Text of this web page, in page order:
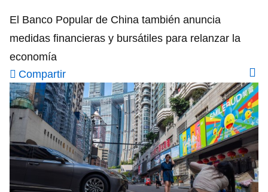
El Banco Popular de China también anuncia
medidas financieras y bursátiles para relanzar la
economía
Compartir